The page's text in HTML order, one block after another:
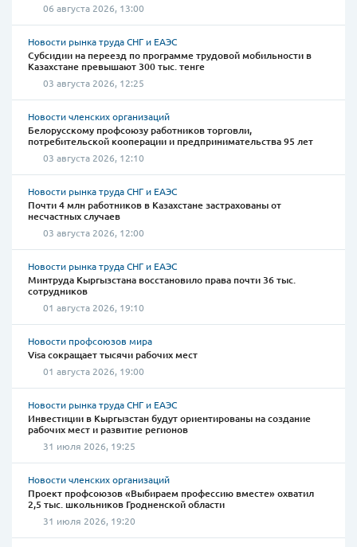
06 августа 2026, 13:00
Новости рынка труда СНГ и ЕАЭС
Субсидии на переезд по программе трудовой мобильности в
Казахстане превышают 300 тыс. тенге
03 августа 2026, 12:25
Новости членских организаций
Белорусскому профсоюзу работников торговли,
потребительской кооперации и предпринимательства 95 лет
03 августа 2026, 12:10
Новости рынка труда СНГ и ЕАЭС
Почти 4 млн работников в Казахстане застрахованы от
несчастных случаев
03 августа 2026, 12:00
Новости рынка труда СНГ и ЕАЭС
Минтруда Кыргызстана восстановило права почти 36 тыс.
сотрудников
01 августа 2026, 19:10
Новости профсоюзов мира
Visa сокращает тысячи рабочих мест
01 августа 2026, 19:00
Новости рынка труда СНГ и ЕАЭС
Инвестиции в Кыргызстан будут ориентированы на создание
рабочих мест и развитие регионов
31 июля 2026, 19:25
Новости членских организаций
Проект профсоюзов «Выбираем профессию вместе» охватил
2,5 тыс. школьников Гродненской области
31 июля 2026, 19:20